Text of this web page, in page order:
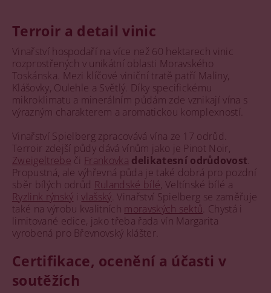
Terroir a detail vinic
Vinařství hospodaří na více než 60 hektarech vinic
rozprostřených v unikátní oblasti Moravského
Toskánska. Mezi klíčové viniční tratě patří Maliny,
Klášovky, Oulehle a Světlý. Díky specifickému
mikroklimatu a minerálním půdám zde vznikají vína s
výrazným charakterem a aromatickou komplexností.
Vinařství Spielberg zpracovává vína ze 17 odrůd.
Terroir zdejší půdy dává vínům jako je Pinot Noir,
Zweigeltrebe či Frankovka delikatesní odrůdovost
Propustná, ale výhřevná půda je také dobrá pro pozdní
sběr bílých odrůd Rulandské bílé, Veltínské bílé a
Ryzlink rýnský ivlašský . Vinařství Spielberg se zaměřuje
také na výrobu kvalitních moravských sektů . Chystá i
limitované edice, jako třeba řada vín Margarita
vyrobená pro Břevnovský klášter.
Certifikace, ocenění a účasti v
soutěžích